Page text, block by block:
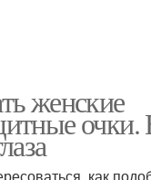
женские
очки.